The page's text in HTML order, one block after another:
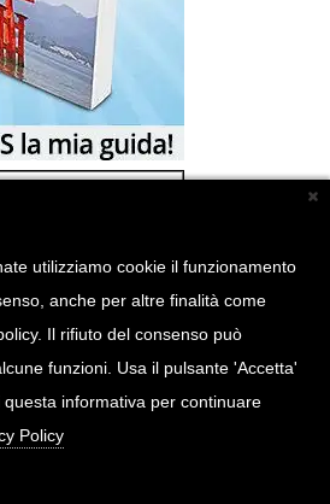
utilizziamo cookie il funzionamento
anche per altre finalità come
Il rifiuto del consenso può
funzioni. Usa il pulsante 'Accetta'
informativa per continuare
Policy